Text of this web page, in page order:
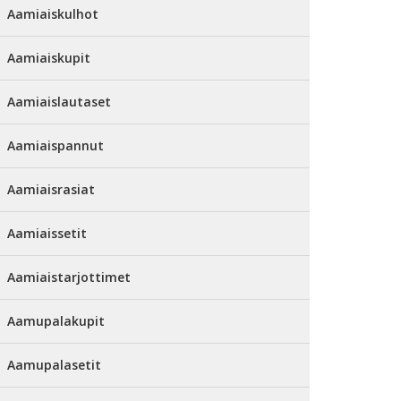
Aamiaiskulhot
Aamiaiskupit
Aamiaislautaset
Aamiaispannut
Aamiaisrasiat
Aamiaissetit
Aamiaistarjottimet
Aamupalakupit
Aamupalasetit